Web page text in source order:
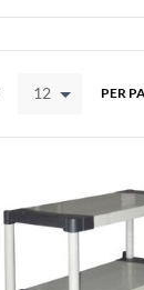
12 PER